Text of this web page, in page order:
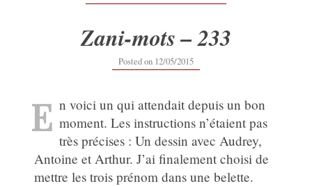
Zani-mots – 233
Posted on 12/05/201512/09/2019
E n voici un qui attendait depuis un bon
moment. Les instructions n’étaient pas
très précises : Un dessin avec Audrey,
Antoine et Arthur. J’ai finalement choisi de
mettre les trois prénom dans une belette.